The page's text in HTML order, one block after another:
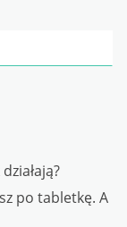
po tabletkę. A